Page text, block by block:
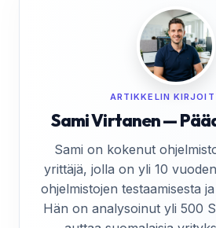
ARTIKKELIN
Sami Virtanen —
Sami on kokenut
yrittäjä, jolla on yli 10
ohjelmistojen testaamisesta
Hän on analysoinut yli 500